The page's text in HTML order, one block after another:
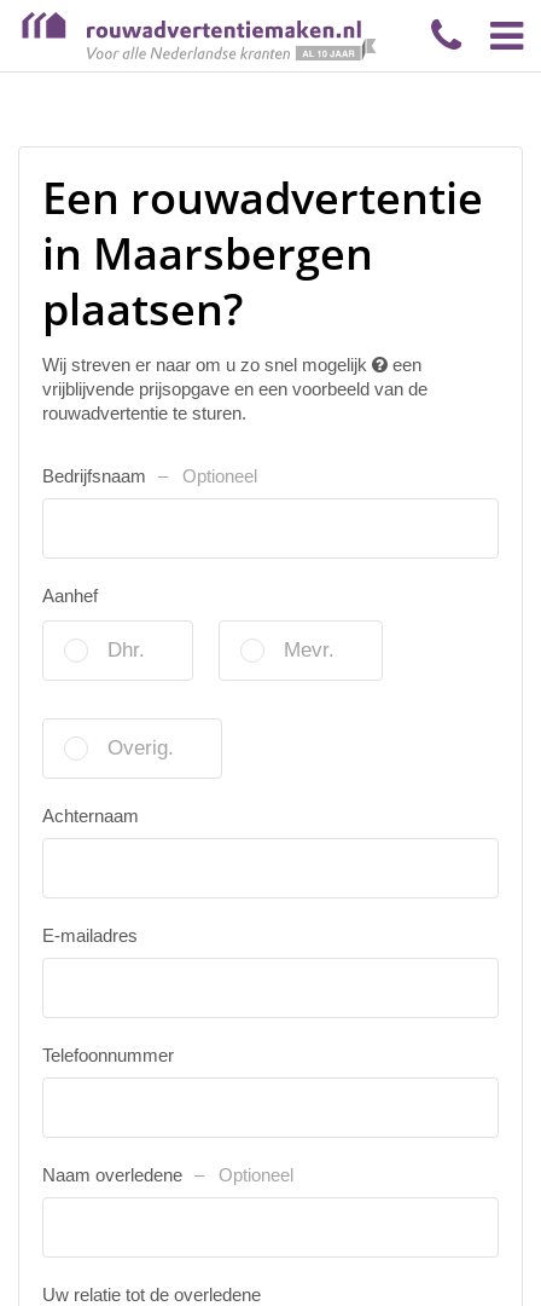
Een rouwadvertentie
in Maarsbergen
plaatsen?
Wij streven er naar om u zo snel mogelijk
een
vrijblijvende prijsopgave en een voorbeeld van de
rouwadvertentie te sturen.
Bedrijfsnaam Optioneel
Aanhef
Dhr. Mevr.
Overig.
Achternaam
E-mailadres
Telefoonnummer
Naam overledene Optioneel
Uw relatie tot de overledene